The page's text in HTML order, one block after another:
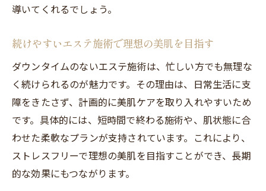
導いてくれるでしょう。
続けやすいエステ施術で理想の美肌を目指す
ダウンタイムのないエステ施術は、忙しい方でも無理な
く続けられるのが魅力です。その理由は、日常生活に支
障をきたさず、計画的に美肌ケアを取り入れやすいため
です。具体的には、短時間で終わる施術や、肌状態に合
わせた柔軟なプランが支持されています。これにより、
ストレスフリーで理想の美肌を目指すことができ、長期
的な効果にもつながります。